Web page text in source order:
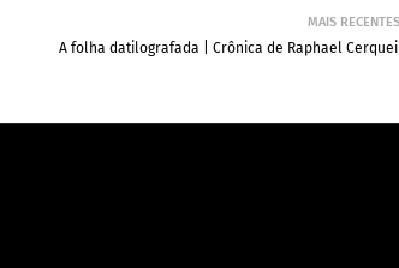
MAIS RECENTES
A folha datilografada | Crônica de Raphael